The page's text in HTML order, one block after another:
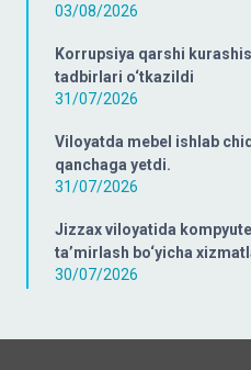
03/08/2026
Korrupsiya qarshi
tadbirlari o‘tkazildi
31/07/2026
Viloyatda mebel ishlab
qanchaga yetdi.
31/07/2026
Jizzax viloyatida
ta’mirlash bo‘yicha
30/07/2026